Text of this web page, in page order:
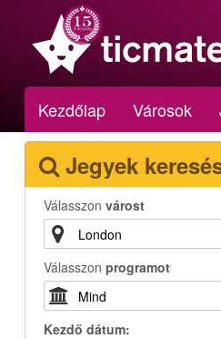
Kezdőlap Városok
Jegyek
Válasszon várost
Válasszon programot
Kezdő dátum: